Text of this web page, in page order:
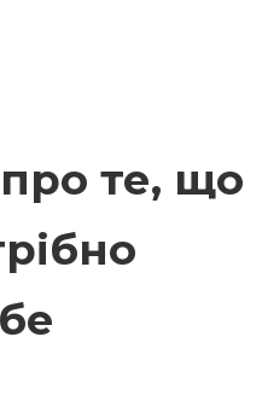
про те, що